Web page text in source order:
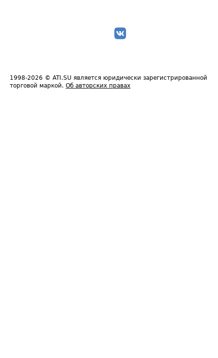
1998-2026 © ATI.SU является юридически зарегистрированной
торговой маркой. Об авторских правах